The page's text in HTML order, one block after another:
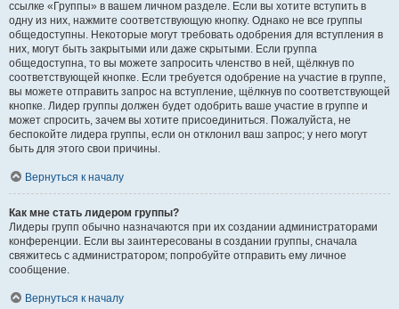
ссылке «Группы» в вашем личном разделе. Если вы хотите вступить в
одну из них, нажмите соответствующую кнопку. Однако не все группы
общедоступны. Некоторые могут требовать одобрения для вступления в
них, могут быть закрытыми или даже скрытыми. Если группа
общедоступна, то вы можете запросить членство в ней, щёлкнув по
соответствующей кнопке. Если требуется одобрение на участие в группе,
вы можете отправить запрос на вступление, щёлкнув по соответствующей
кнопке. Лидер группы должен будет одобрить ваше участие в группе и
может спросить, зачем вы хотите присоединиться. Пожалуйста, не
беспокойте лидера группы, если он отклонил ваш запрос; у него могут
быть для этого свои причины.
Вернуться к началу
Как мне стать лидером группы?
Лидеры групп обычно назначаются при их создании администраторами
конференции. Если вы заинтересованы в создании группы, сначала
свяжитесь с администратором; попробуйте отправить ему личное
сообщение.
Вернуться к началу